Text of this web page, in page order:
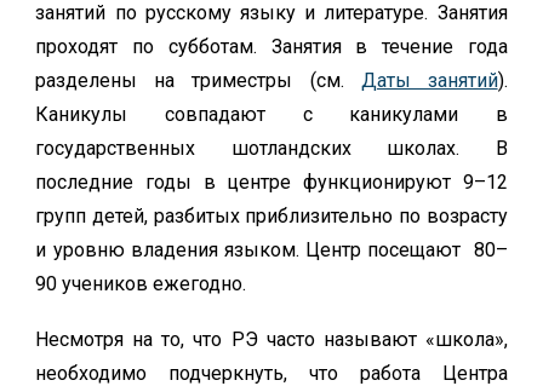
занятий по русскому языку и литературе. Занятия
проходят по субботам. Занятия в течение года
разделены на триместры (см. Даты занятий).
Каникулы совпадают с каникулами в
государственных шотландских школах. В
последние годы в центре функционируют 9–12
групп детей, разбитых приблизительно по возрасту
и уровню владения языком. Центр посещают 80–
90 учеников ежегодно.
Несмотря на то, что РЭ часто называют «школа»,
необходимо подчеркнуть, что работа Центра